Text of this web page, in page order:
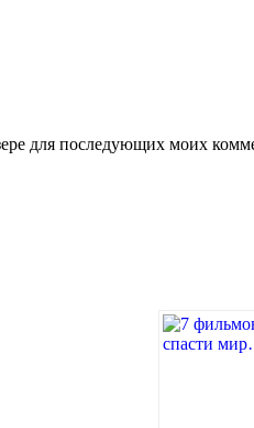
для последующих моих